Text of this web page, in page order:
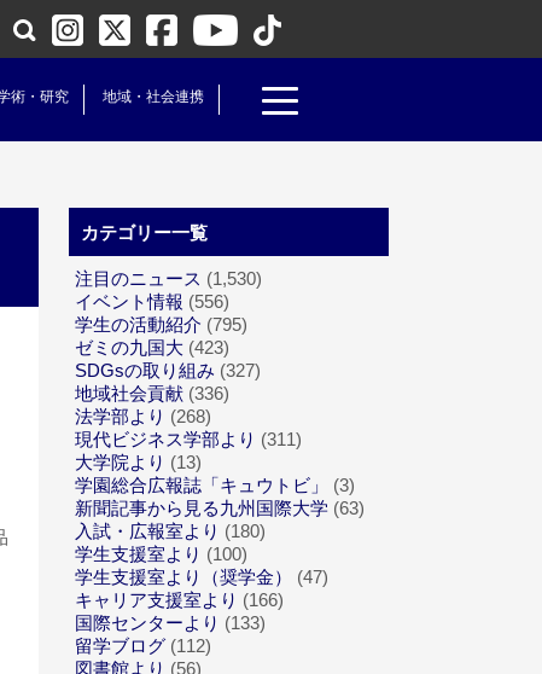
術・研究 地域・社会連携
カテゴリー一覧
注目のニュース (1,530)
イベント情報 (556)
学生の活動紹介 (795)
ゼミの九国大 (423)
SDGsの取り組み (327)
地域社会貢献 (336)
法学部より (268)
現代ビジネス学部より (311)
大学院より (13)
学園総合広報誌「キュウトビ」
(3)
新聞記事から見る九州国際大学 (63)
入試・広報室より (180)
学生支援室より (100)
学生支援室より（奨学金）
(47)
キャリア支援室より (166)
国際センターより (133)
留学ブログ (112)
図書館より (56)